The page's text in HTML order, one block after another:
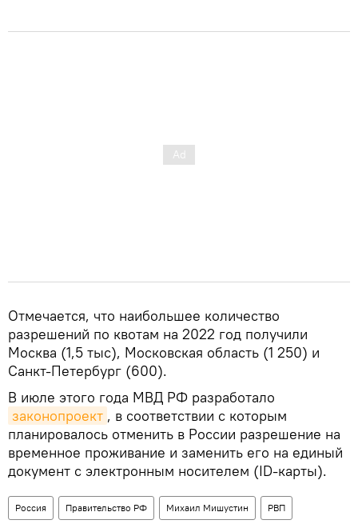
Отмечается, что наибольшее количество
разрешений по квотам на 2022 год получили
Москва (1,5 тыс), Московская область (1 250) и
Санкт-Петербург (600).
В июле этого года МВД РФ разработало
законопроект , в соответствии с которым
планировалось отменить в России разрешение на
временное проживание и заменить его на единый
документ с электронным носителем (ID-карты).
Россия Правительство РФ Михаил Мишустин РВП